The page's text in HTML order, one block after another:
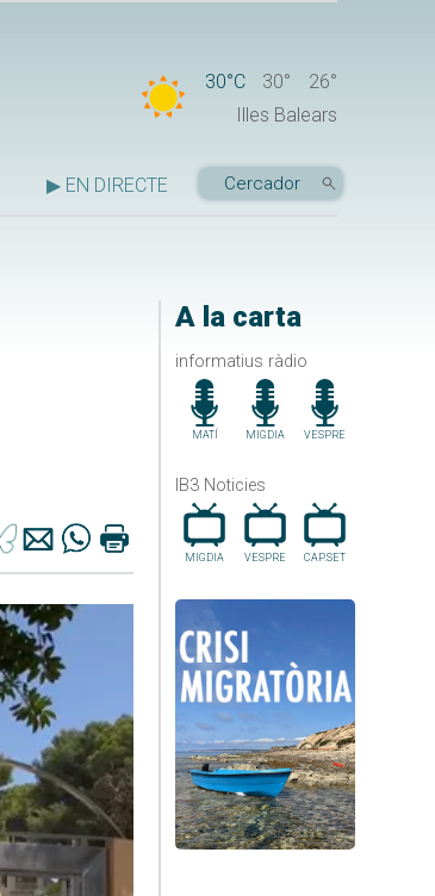
30°C 30°
26°
Illes Balears
▶ EN DIRECTE
A la carta
informatius ràdio
MATÍ MIGDIA VESPRE
IB3 Noticies
MIGDIA VESPRE CAP.SET